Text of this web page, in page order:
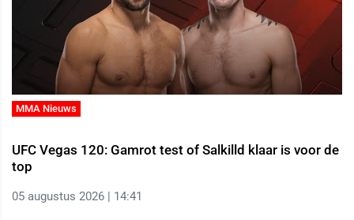
MMA Nieuws
UFC Vegas 120: Gamrot test of Salkilld klaar is voor de
top
05 augustus 2026 | 14:41